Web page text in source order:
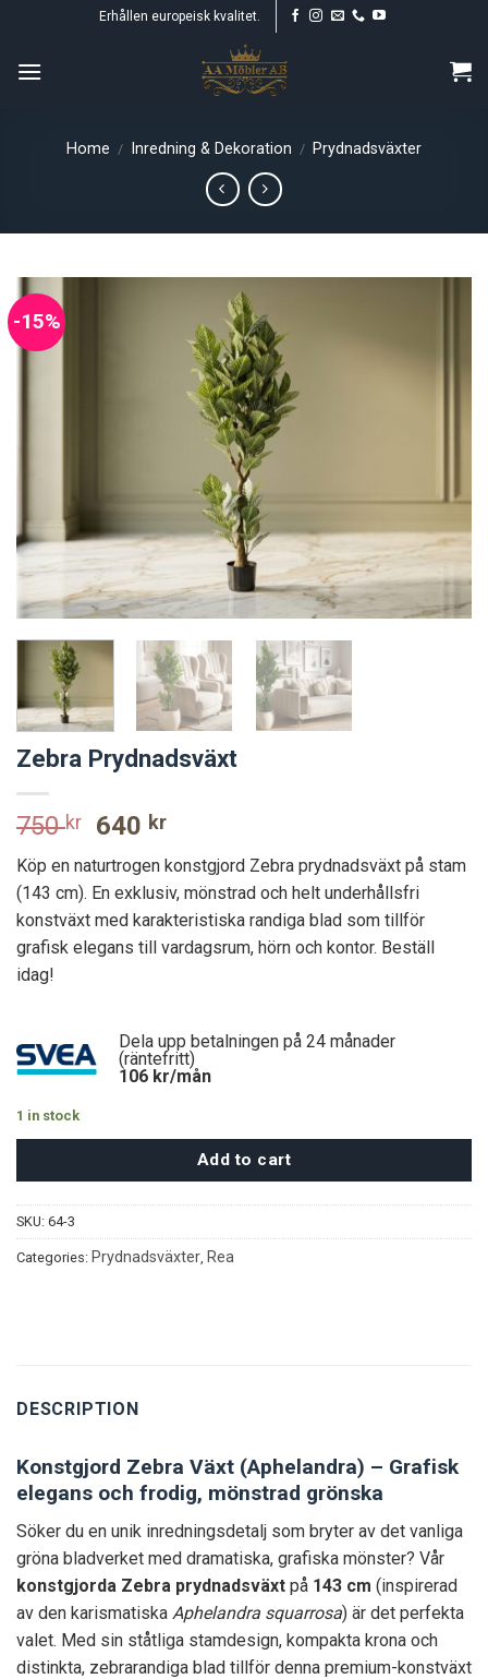
content
Erhållen europeisk kvalitet.
Home / Inredning & Dekoration / Prydnadsväxter
-15%
Zebra Prydnadsväxt
750kr
Original
was:
750 kr.
640 krCurrent
price
is:
640 kr.
Köp en naturtrogen konstgjord Zebra prydnadsväxt på stam
(143 cm). En exklusiv, mönstrad och helt underhållsfri
konstväxt med karakteristiska randiga blad som tillför
grafisk elegans till vardagsrum, hörn och kontor. Beställ
idag!
Dela upp betalningen på 24 månader
(räntefritt)
106 kr/mån
1 in stock
Add to cart
SKU: 64-3
Categories: Prydnadsväxter Rea
DESCRIPTION
Konstgjord Zebra Växt (Aphelandra) – Grafisk
elegans och frodig, mönstrad grönska
Söker du en unik inredningsdetalj som bryter av det vanliga
gröna bladverket med dramatiska, grafiska mönster? Vår
konstgjorda Zebra prydnadsväxt på 143 cm (inspirerad
av den karismatiska Aphelandra squarrosa) är det perfekta
valet. Med sin ståtliga stamdesign, kompakta krona och
distinkta, zebrarandiga blad tillför denna premium-konstväxt